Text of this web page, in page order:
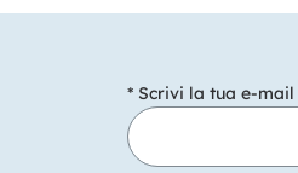
* Scrivi la tua e-mail